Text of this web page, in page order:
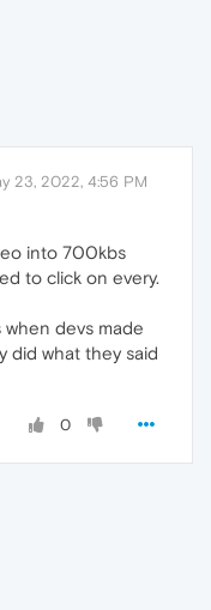
23, 2022, 4:56 PM
into 700kbs
to click on every.
devs made
did what they said
0